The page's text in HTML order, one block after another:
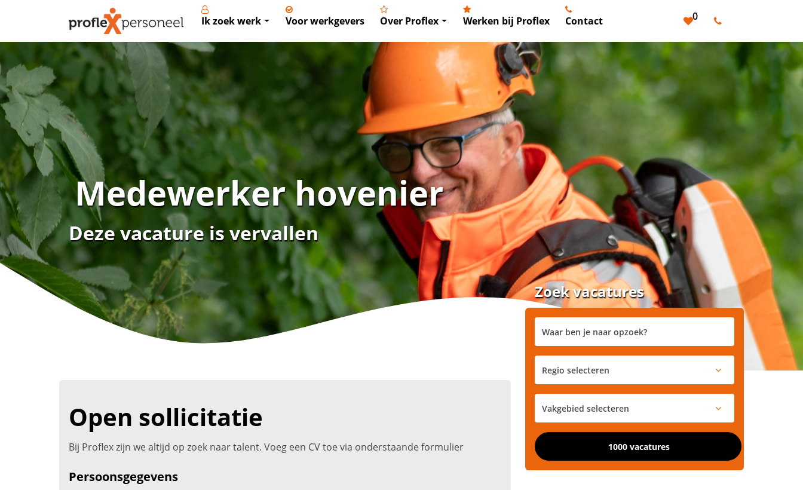
Ik zoek werk Voor werkgevers Over Proflex Werken bij Proflex Contact 0
Medewerker hovenier
Deze vacature is vervallen
Open sollicitatie
Bij Proflex zijn we altijd op zoek naar talent. Voeg een CV toe via onderstaande formulier
Persoonsgegevens
Zoek vacatures
1000 vacatures